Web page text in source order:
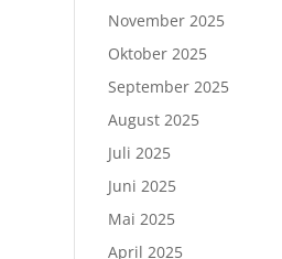
November 2025
Oktober 2025
September 2025
August 2025
Juli 2025
Juni 2025
Mai 2025
April 2025